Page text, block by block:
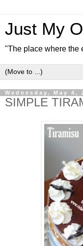
Just My
"The place where the
Wednesday, May 4,
SIMPLE